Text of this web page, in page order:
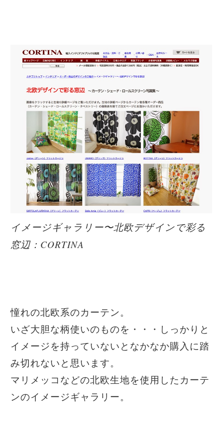
イメージギャラリー〜北欧デザインで彩る
窓辺：CORTINA
憧れの北欧系のカーテン。
いざ大胆な柄使いのものを・・・しっかりと
イメージを持っていないとなかなか購入に踏
み切れないと思います。
マリメッコなどの北欧生地を使用したカーテ
ンのイメージギャラリー。